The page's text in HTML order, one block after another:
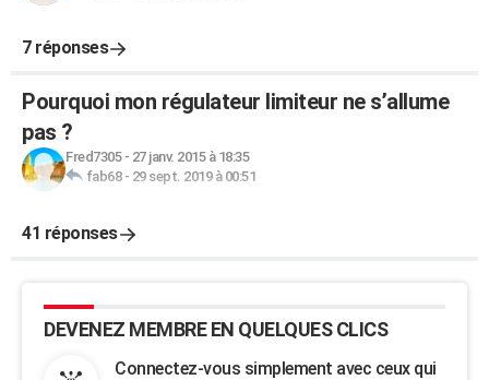
7 réponses
Pourquoi mon régulateur limiteur ne s’allume
pas ?
Fred7305- 27 janv. 2015 à 18:35
fab68- 29 sept. 2019 à 00:51
41 réponses
DEVENEZ MEMBRE EN QUELQUES CLICS
Connectez-vous simplement avec ceux qui